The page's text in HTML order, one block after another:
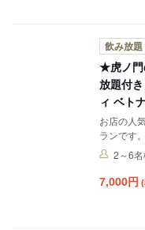
飲み放題
★虎ノ門
放題付
ィ ベト
お店の人
ランです。 2.5時間の飲み放題付き。虎ノ門での宴会、
貸切りに
2～6名
7,000円